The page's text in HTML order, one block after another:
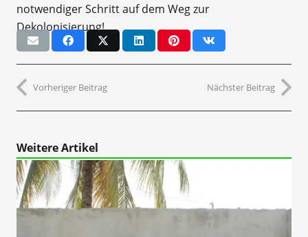
notwendiger Schritt auf dem Weg zur
Dekolonisierung!
Vorheriger Beitrag Nächster Beitrag
Weitere Artikel